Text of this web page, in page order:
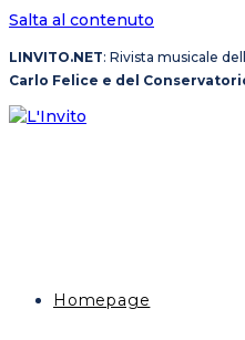
Salta al contenuto
LINVITO.NET: Rivista musicale
Carlo Felice e del
Homepage